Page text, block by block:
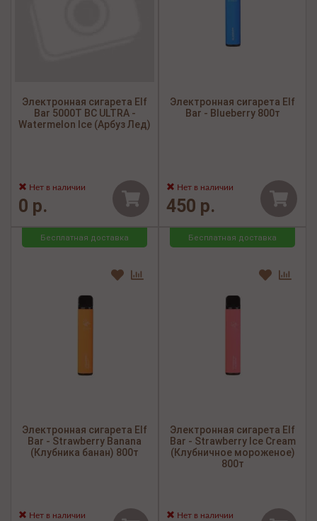
Электронная сигарета Elf
Bar 5000Т BC ULTRA -
Watermelon Ice (Арбуз Лед)
Нет в наличии
0 р.
Электронная сигарета Elf
Bar - Blueberry 800т
Нет в наличии
450 р.
Бесплатная доставка
Электронная сигарета Elf
Bar - Strawberry Banana
(Клубника банан) 800т
Нет в наличии
Бесплатная доставка
Электронная сигарета Elf
Bar - Strawberry Ice Cream
(Клубничное мороженое)
800т
Нет в наличии